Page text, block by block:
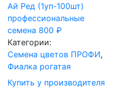
Ай Ред (1уп-100шт)
профессиональные
семена 800 ₽
Категории:
Cемена цветов ПРОФИ,
Фиалка рогатая
Купить у производителя